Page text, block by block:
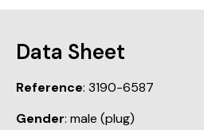
Data Sheet
Reference: 3190-6587
Gender: male (plug)